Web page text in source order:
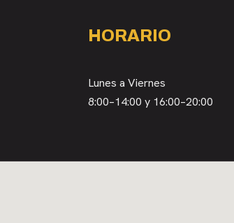
HORARIO
Lunes a Viernes
8:00–14:00 y 16:00–20:00